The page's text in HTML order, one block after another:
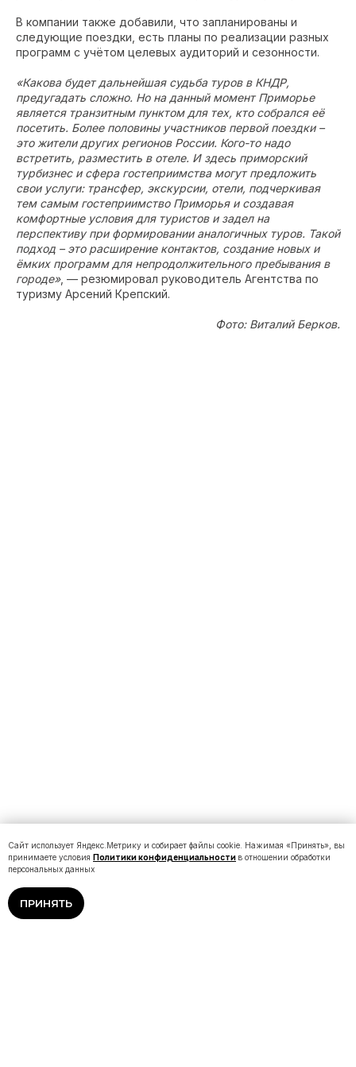
В компании также добавили, что запланированы и
следующие поездки, есть планы по реализации разных
программ с учётом целевых аудиторий и сезонности.
«Какова будет дальнейшая судьба туров в КНДР,
предугадать сложно. Но на данный момент Приморье
является транзитным пунктом для тех, кто собрался её
посетить. Более половины участников первой поездки –
это жители других регионов России. Кого-то надо
встретить, разместить в отеле. И здесь приморский
турбизнес и сфера гостеприимства могут предложить
свои услуги: трансфер, экскурсии, отели, подчеркивая
тем самым гостеприимство Приморья и создавая
комфортные условия для туристов и задел на
перспективу при формировании аналогичных туров. Такой
подход – это расширение контактов, создание новых и
ёмких программ для непродолжительного пребывания в
городе», — резюмировал руководитель Агентства по
туризму Арсений Крепский.
Фото: Виталий Берков.
Сайт использует Яндекс.Метрику и собирает файлы cookie. Нажимая «Принять», вы
принимаете условия Политики конфиденциальности в отношении обработки
персональных данных
ПРИНЯТЬ